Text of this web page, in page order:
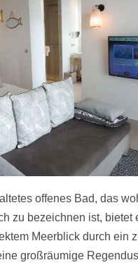
offenes Bad, das
zu bezeichnen ist, bietet
Meerblick durch ein
großräumige